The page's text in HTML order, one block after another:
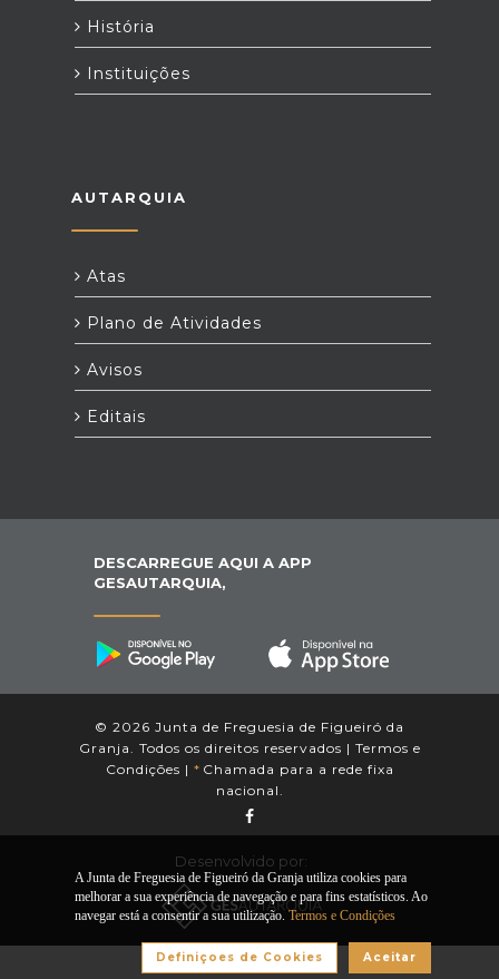
História
Instituições
AUTARQUIA
Atas
Plano de Atividades
Avisos
Editais
DESCARREGUE AQUI A APP
GESAUTARQUIA,
© 2026 Junta de Freguesia de Figueiró da
Granja. Todos os direitos reservados | Termos e
Condições | * Chamada para a rede fixa
nacional.
Desenvolvido por:
A Junta de Freguesia de Figueiró da Granja utiliza cookies para
melhorar a sua experiência de navegação e para fins estatísticos. Ao
navegar está a consentir a sua utilização. Termos e Condições
Aceitar
Definiçoes de Cookies